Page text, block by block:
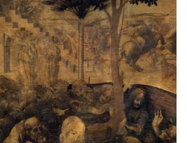
alla lista
dei
desideri